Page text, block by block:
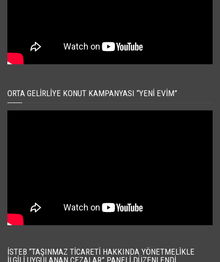
ORTA GELIRLIYE KONUT KAMPANYASI “YENI EVIM”
İSTEB “TAŞINMAZ TICARETI HAKKINDA YÖNETMELIKLE
İLGILI UYGULANAN CEZALAR” PANELI DÜZENLENDI